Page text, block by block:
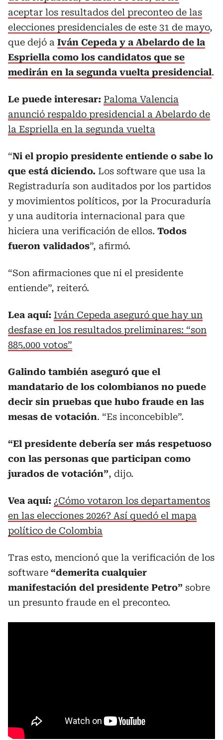
aceptar los resultados del preconteo de las
elecciones presidenciales de este 31 de mayo,
que dejó a Iván Cepeda y a Abelardo de la
Espriella como los candidatos que se
medirán en la segunda vuelta presidencial.
Le puede interesar: Paloma Valencia
anunció respaldo presidencial a Abelardo de
la Espriella en la segunda vuelta
“Ni el propio presidente entiende o sabe lo
que está diciendo. Los software que usa la
Registraduría son auditados por los partidos
y movimientos políticos, por la Procuraduría
y una auditoria internacional para que
hiciera una verificación de ellos. Todos
fueron validados”, afirmó.
“Son afirmaciones que ni el presidente
entiende”, reiteró.
Lea aquí: Iván Cepeda aseguró que hay un
desfase en los resultados preliminares: “son
885.000 votos”
Galindo también aseguró que el
mandatario de los colombianos no puede
decir sin pruebas que hubo fraude en las
mesas de votación. “Es inconcebible”.
“El presidente debería ser más respetuoso
con las personas que participan como
jurados de votación”, dijo.
Vea aquí: ¿Cómo votaron los departamentos
en las elecciones 2026? Así quedó el mapa
político de Colombia
Tras esto, mencionó que la verificación de los
software “demerita cualquier
manifestación del presidente Petro” sobre
un presunto fraude en el preconteo.